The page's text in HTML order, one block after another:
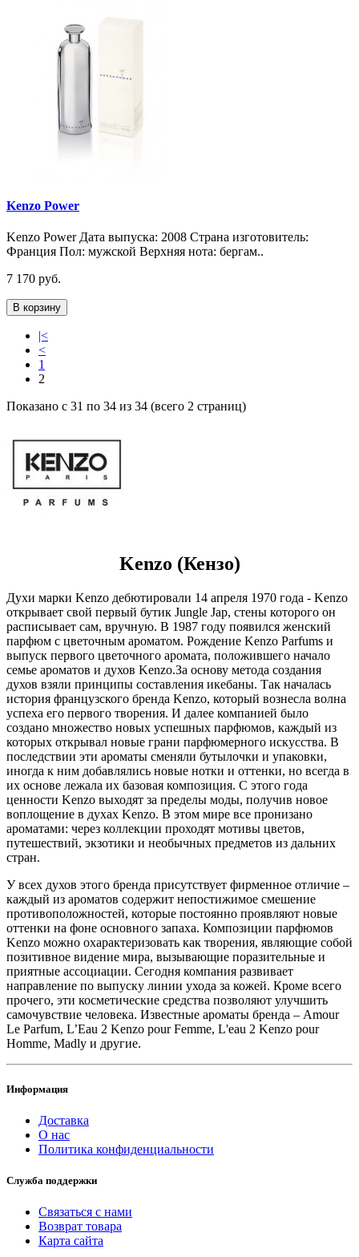
Kenzo Power
Kenzo Power Дата выпуска: 2008 Страна изготовитель:
Франция Пол: мужской Верхняя нота: бергам..
7 170 руб.
В корзину
|<
<
1
2
Показано с 31 по 34 из 34 (всего 2 страниц)
Kenzo (Кензо)
Духи марки Kenzo дебютировали 14 апреля 1970 года - Kenzo
открывает свой первый бутик Jungle Jap, стены которого он
расписывает сам, вручную. В 1987 году появился женский
парфюм с цветочным ароматом. Рождение Kenzo Parfums и
выпуск первого цветочного аромата, положившего начало
семье ароматов и духов Kenzo.За основу метода создания
духов взяли принципы составления икебаны. Так началась
история французского бренда Kenzo, который вознесла волна
успеха его первого творения. И далее компанией было
создано множество новых успешных парфюмов, каждый из
которых открывал новые грани парфюмерного искусства. В
последствии эти ароматы сменяли бутылочки и упаковки,
иногда к ним добавлялись новые нотки и оттенки, но всегда в
их основе лежала их базовая композиция. С этого года
ценности Kenzo выходят за пределы моды, получив новое
воплощение в духах Kenzo. В этом мире все пронизано
ароматами: через коллекции проходят мотивы цветов,
путешествий, экзотики и необычных предметов из дальних
стран.
У всех духов этого бренда присутствует фирменное отличие –
каждый из ароматов содержит непостижимое смешение
противоположностей, которые постоянно проявляют новые
оттенки на фоне основного запаха. Композиции парфюмов
Kenzo можно охарактеризовать как творения, являющие собой
позитивное видение мира, вызывающие поразительные и
приятные ассоциации. Сегодня компания развивает
направление по выпуску линии ухода за кожей. Кроме всего
прочего, эти косметические средства позволяют улучшить
самочувствие человека. Известные ароматы бренда – Amour
Le Parfum, L’Eau 2 Kenzo pour Femme, L'eau 2 Kenzo pour
Homme, Madly и другие.
Информация
Доставка
О нас
Политика конфиденциальности
Служба поддержки
Связаться с нами
Возврат товара
Карта сайта